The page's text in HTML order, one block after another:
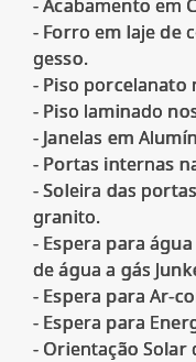
- Acabamento em
- Forro em laje de
gesso.
- Piso porcelanato
- Piso laminado
- Janelas em
- Portas internas
- Soleira das
granito.
- Espera para
de água a gás
- Espera para Ar-
- Espera para
- Orientação Solar